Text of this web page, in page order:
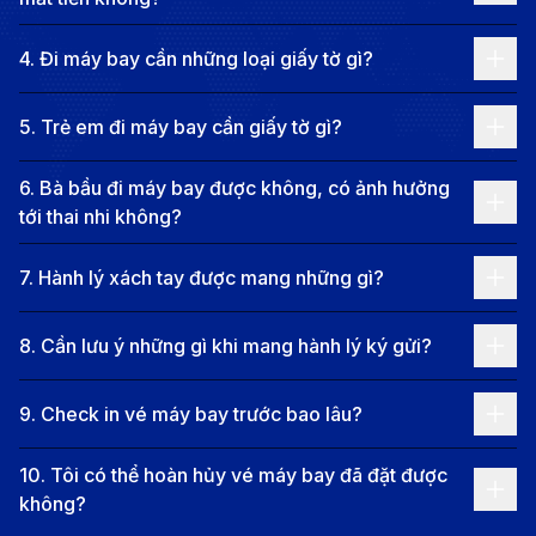
đến lý tưởng cho cả du lịch nghỉ dưỡng, khám phá
văn hóa lẫn những chuyến đi công tác, hội nghị và
Các hãng hàng không khai thác
chuyến bay từ Singapore đi TP. Hồ
Chí Minh
Chuyến bay thẳng:Chuyến bay thẳng từ
Singapore (Sân bay Quốc tế Singapore Changi -
SIN) đến TP HCM (sân bay quốc tế Tân Sơn Nhất
- SGN) được khai thác bởi hãng hàng không như
Vietnam Airlines, Singapore Airlines, Scoot và
Vietjet Air với thời gian bay trung bình là 2 giờ 25
phút.
4. Đi máy bay cần những loại giấy tờ gì?
5. Trẻ em đi máy bay cần giấy tờ gì?
6. Bà bầu đi máy bay được không, có ảnh hưởng
tới thai nhi không?
7. Hành lý xách tay được mang những gì?
8. Cần lưu ý những gì khi mang hành lý ký gửi?
9. Check in vé máy bay trước bao lâu?
10. Tôi có thể hoàn hủy vé máy bay đã đặt được
không?